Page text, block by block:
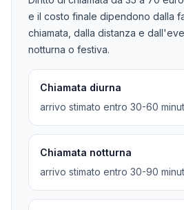
e il costo finale dipendono dalla
chiamata, dalla distanza e
notturna o festiva.
Chiamata diurna
arrivo stimato entro 30-60
Chiamata notturna
arrivo stimato entro 30-90